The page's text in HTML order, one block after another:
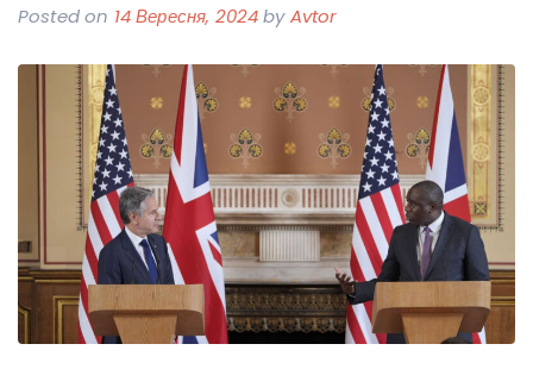
Posted on 14 Вересня, 2024byAvtor